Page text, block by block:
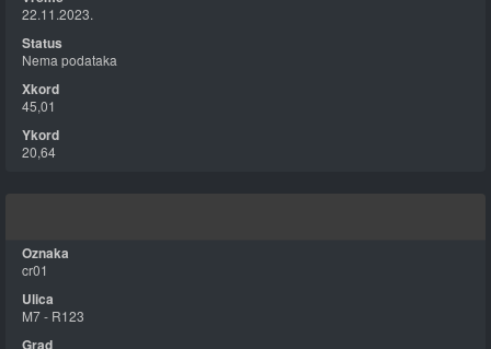
22.11.2023.
Nema podataka
45,01
20,64
cr01
M7 - R123